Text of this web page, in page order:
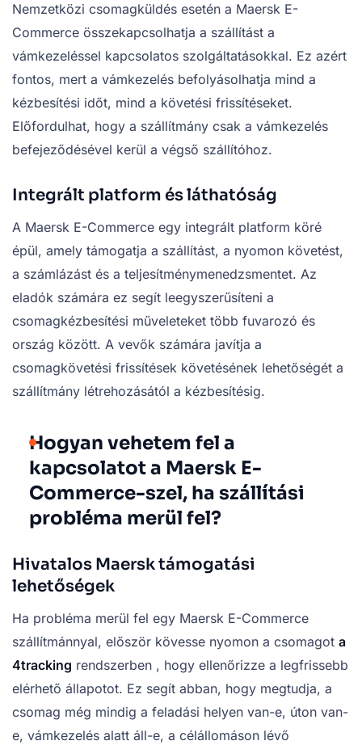
Nemzetközi csomagküldés esetén a Maersk E-
Commerce összekapcsolhatja a szállítást a
vámkezeléssel kapcsolatos szolgáltatásokkal. Ez azért
fontos, mert a vámkezelés befolyásolhatja mind a
kézbesítési időt, mind a követési frissítéseket.
Előfordulhat, hogy a szállítmány csak a vámkezelés
befejeződésével kerül a végső szállítóhoz.
Integrált platform és láthatóság
A Maersk E-Commerce egy integrált platform köré
épül, amely támogatja a szállítást, a nyomon követést,
a számlázást és a teljesítménymenedzsmentet. Az
eladók számára ez segít leegyszerűsíteni a
csomagkézbesítési műveleteket több fuvarozó és
ország között. A vevők számára javítja a
csomagkövetési frissítések követésének lehetőségét a
szállítmány létrehozásától a kézbesítésig.
Hogyan vehetem fel a
kapcsolatot a Maersk E-
Commerce-szel, ha szállítási
probléma merül fel?
Hivatalos Maersk támogatási
lehetőségek
Ha probléma merül fel egy Maersk E-Commerce
szállítmánnyal, először kövesse nyomon a csomagot a
4tracking rendszerben , hogy ellenőrizze a legfrissebb
elérhető állapotot. Ez segít abban, hogy megtudja, a
csomag még mindig a feladási helyen van-e, úton van-
e, vámkezelés alatt áll-e, a célállomáson lévő